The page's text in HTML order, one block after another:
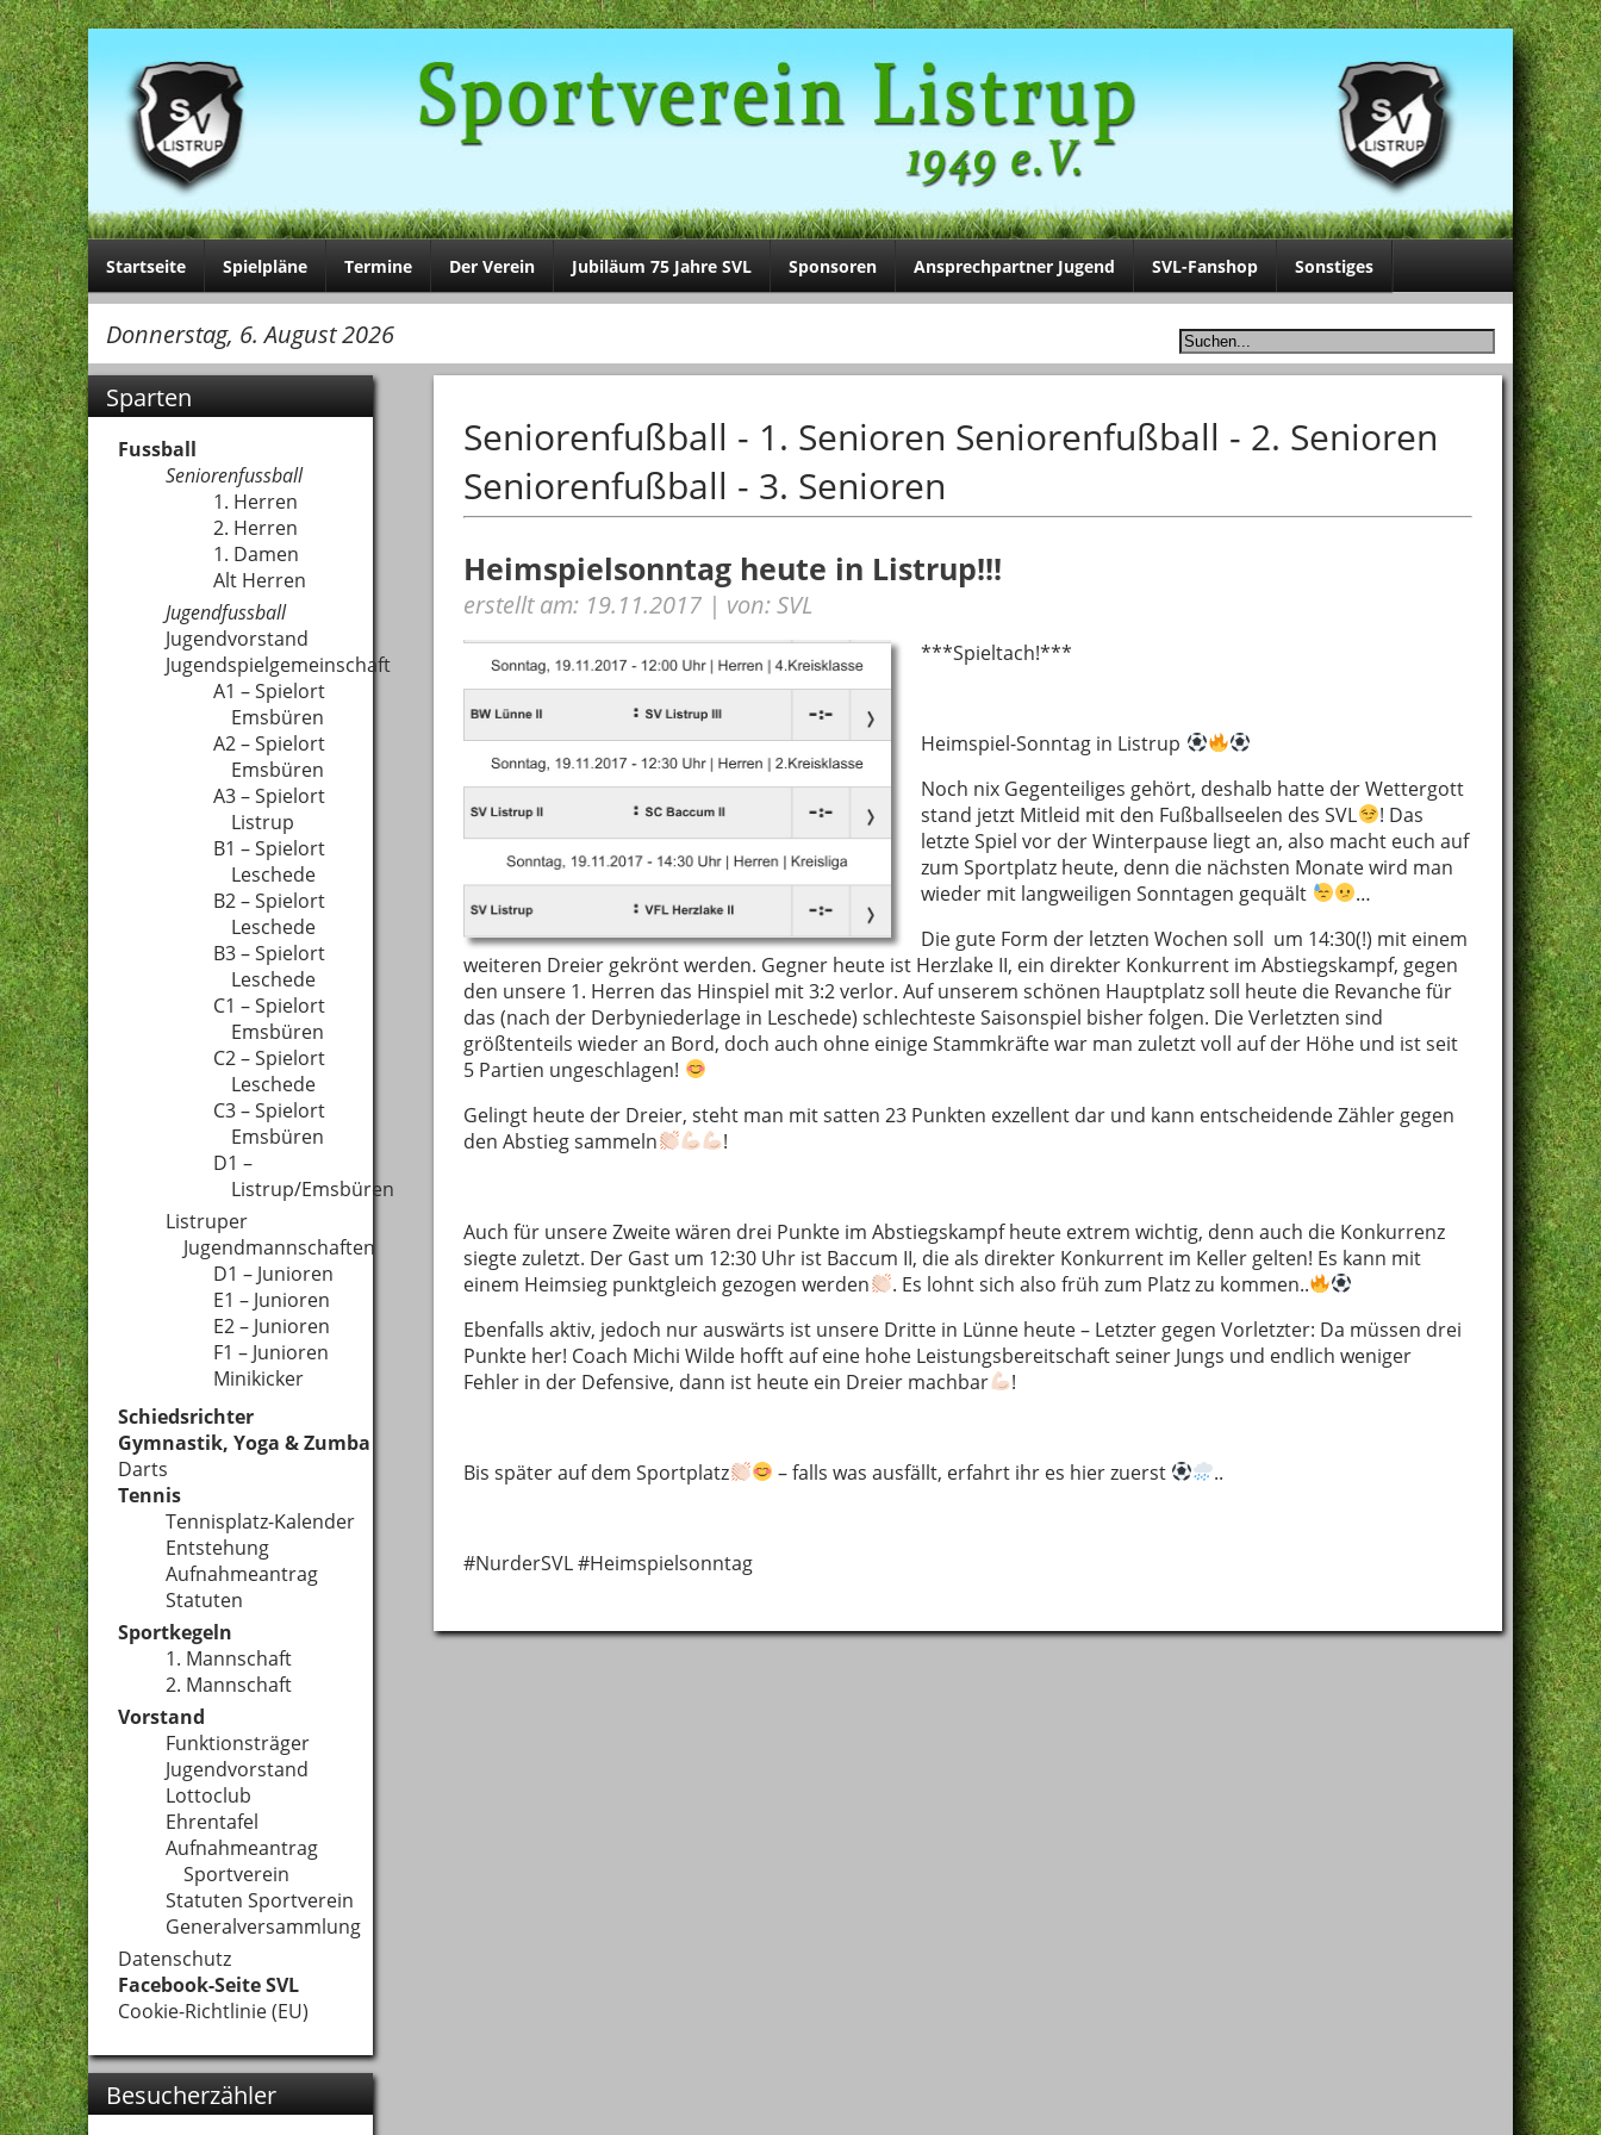
Startseite Spielpläne Termine Der Verein Jubiläum 75 Jahre SVL Sponsoren Ansprechpartner Jugend SVL-Fanshop Sonstiges
Donnerstag, 6. August 2026
Sparten
Fussball
Seniorenfussball
1. Herren
2. Herren
1. Damen
Alt Herren
Jugendfussball
Jugendvorstand
Jugendspielgemeinschaft
A1 – Spielort
Emsbüren
A2 – Spielort
Emsbüren
A3 – Spielort
Listrup
B1 – Spielort
Leschede
B2 – Spielort
Leschede
B3 – Spielort
Leschede
C1 – Spielort
Emsbüren
C2 – Spielort
Leschede
C3 – Spielort
Emsbüren
D1 –
Listrup/Emsbüren
Listruper
Jugendmannschaften
D1 – Junioren
E1 – Junioren
E2 – Junioren
F1 – Junioren
Minikicker
Schiedsrichter
Gymnastik, Yoga & Zumba
Darts
Tennis
Tennisplatz-Kalender
Entstehung
Aufnahmeantrag
Statuten
Sportkegeln
1. Mannschaft
2. Mannschaft
Vorstand
Funktionsträger
Jugendvorstand
Lottoclub
Ehrentafel
Aufnahmeantrag
Sportverein
Statuten Sportverein
Generalversammlung
Datenschutz
Facebook-Seite SVL
Cookie-Richtlinie (EU)
Besucherzähler
Seniorenfußball - 1. Senioren Seniorenfußball - 2. Senioren
Seniorenfußball - 3. Senioren
Heimspielsonntag heute in Listrup!!!
erstellt am: 19.11.2017 | von: SVL
***Spieltach!***
Heimspiel-Sonntag in Listrup
Noch nix Gegenteiliges gehört, deshalb hatte der Wettergott
stand jetzt Mitleid mit den Fußballseelen des SVL
! Das
letzte Spiel vor der Winterpause liegt an, also macht euch auf
zum Sportplatz heute, denn die nächsten Monate wird man
wieder mit langweiligen Sonntagen gequält
…
Die gute Form der letzten Wochen soll um 14:30(!) mit einem
weiteren Dreier gekrönt werden. Gegner heute ist Herzlake II, ein direkter Konkurrent im Abstiegskampf, gegen
den unsere 1. Herren das Hinspiel mit 3:2 verlor. Auf unserem schönen Hauptplatz soll heute die Revanche für
das (nach der Derbyniederlage in Leschede) schlechteste Saisonspiel bisher folgen. Die Verletzten sind
größtenteils wieder an Bord, doch auch ohne einige Stammkräfte war man zuletzt voll auf der Höhe und ist seit
5 Partien ungeschlagen!
Gelingt heute der Dreier, steht man mit satten 23 Punkten exzellent dar und kann entscheidende Zähler gegen
den Abstieg sammeln
!
Auch für unsere Zweite wären drei Punkte im Abstiegskampf heute extrem wichtig, denn auch die Konkurrenz
siegte zuletzt. Der Gast um 12:30 Uhr ist Baccum II, die als direkter Konkurrent im Keller gelten! Es kann mit
einem Heimsieg punktgleich gezogen werden
. Es lohnt sich also früh zum Platz zu kommen..
Ebenfalls aktiv, jedoch nur auswärts ist unsere Dritte in Lünne heute – Letzter gegen Vorletzter: Da müssen drei
Punkte her! Coach Michi Wilde hofft auf eine hohe Leistungsbereitschaft seiner Jungs und endlich weniger
Fehler in der Defensive, dann ist heute ein Dreier machbar
!
Bis später auf dem Sportplatz – falls was ausfällt, erfahrt ihr es hier zuerst ..
#NurderSVL #Heimspielsonntag